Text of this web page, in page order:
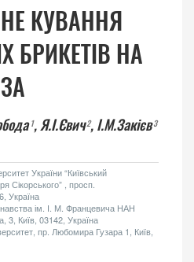
КУВАННЯ
БРИКЕТІВ НА
1, Я.І.Євич2, І.М.Закієв3
України “Київський
Сікорського” , просп.
Україна
ім. І. М. Францевича НАН
3, Київ, 03142, Україна
пр. Любомира Гузара 1, Київ,